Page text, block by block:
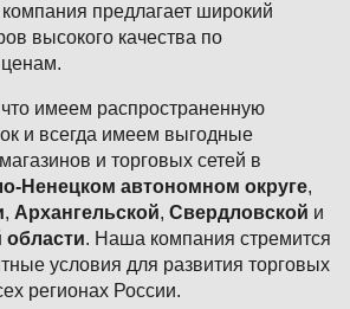
предлагает широкий
высокого качества по
имеем распространенную
и всегда имеем выгодные
и торговых сетей в
Ненецком автономном округе,
, Архангельской, Свердловской и
области. Наша компания стремится
условия для развития торговых
регионах России.